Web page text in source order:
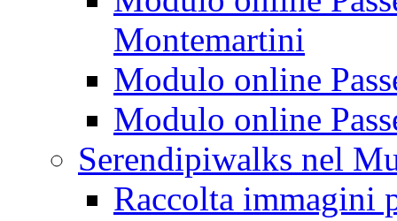
Montemartini
Modulo online
Modulo online
Serendipiwalks nel
Raccolta immagini